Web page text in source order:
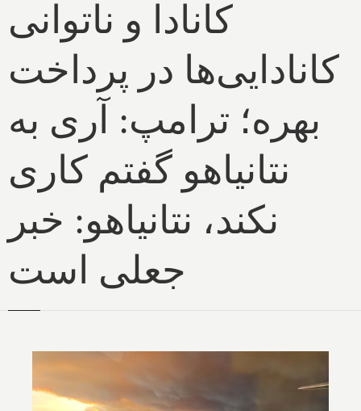
کانادا و ناتوانی
کانادایی‌ها در پرداخت
بهره؛ ترامپ: آری به
نتانیاهو گفتم کاری
نکند، نتانیاهو: خبر
جعلی است